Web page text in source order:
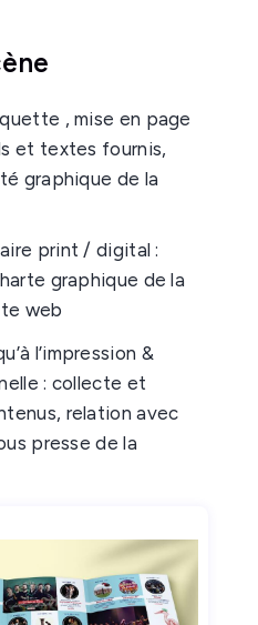
, mise en page
et textes fournis,
graphique de la
print / digital :
graphique de la
web
l’impression &
: collecte et
relation avec
presse de la